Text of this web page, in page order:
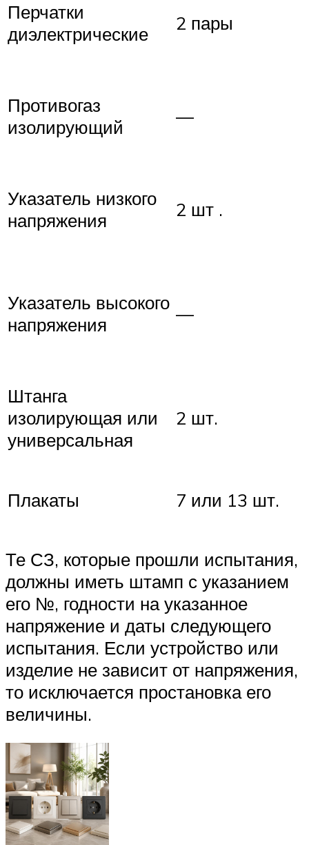
Перчатки
диэлектрические
2 пары
Противогаз
изолирующий
—
Указатель низкого
напряжения
2 шт .
Указатель высокого
напряжения
—
Штанга
изолирующая или
универсальная
2 шт.
Плакаты 7 или 13 шт.
Те СЗ, которые прошли испытания,
должны иметь штамп с указанием
его №, годности на указанное
напряжение и даты следующего
испытания. Если устройство или
изделие не зависит от напряжения,
то исключается простановка его
величины.